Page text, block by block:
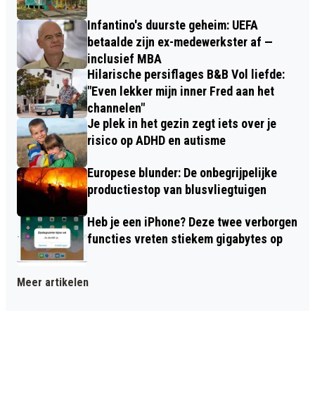
Infantino's duurste geheim: UEFA
betaalde zijn ex-medewerkster af —
inclusief MBA
Hilarische persiflages B&B Vol liefde:
"Even lekker mijn inner Fred aan het
channelen"
Je plek in het gezin zegt iets over je
risico op ADHD en autisme
Europese blunder: De onbegrijpelijke
productiestop van blusvliegtuigen
Heb je een iPhone? Deze twee verborgen
functies vreten stiekem gigabytes op
Meer artikelen